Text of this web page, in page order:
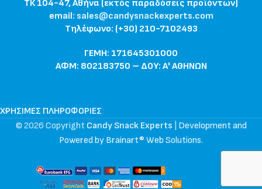
ΤΚ 104-47, Αθήνα (εκτός παραδόσεις προϊόντων)
email: sales@candysnackexperts.com
Τηλέφωνο: (+30) 210-7102493
ΓΕΜΗ: 171645301000
ΑΦΜ: 802183750 – ΔΟΥ: Α' ΑΘΗΝΩΝ
ΧΡΉΣΙΜΕΣ ΠΛΗΡΟΦΟΡΊΕΣ
© 2026 Copyright Candy Snack Experts
Development and
Powered by Brainart® Web Solutions.